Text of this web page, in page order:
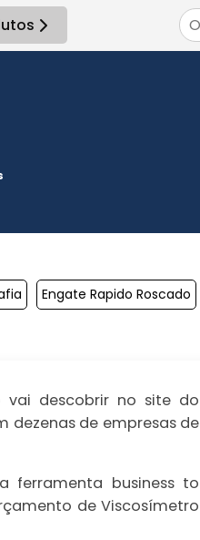
Engate Rapido Roscado
vai descobrir no site do
dezenas de empresas de
ferramenta business to
de Viscosímetro